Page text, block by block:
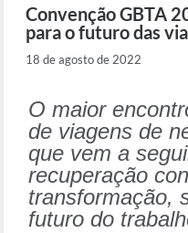
Convenção GBTA
para o futuro das
18 de agosto de 2022
O maior
de viagens de
que vem a
recuperação
transformação,
futuro do